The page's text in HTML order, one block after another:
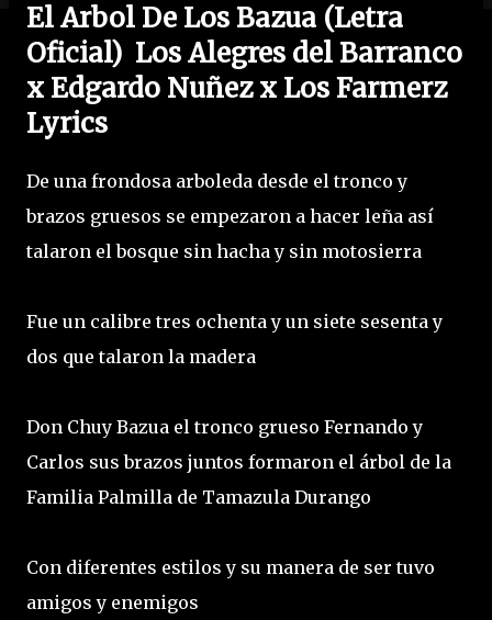
El Arbol De Los Bazua (Letra
Oficial) Los Alegres del Barranco
x Edgardo Nuñez x Los Farmerz
Lyrics
De una frondosa arboleda desde el tronco y
brazos gruesos se empezaron a hacer leña así
talaron el bosque sin hacha y sin motosierra
Fue un calibre tres ochenta y un siete sesenta y
dos que talaron la madera
Don Chuy Bazua el tronco grueso Fernando y
Carlos sus brazos juntos formaron el árbol de la
Familia Palmilla de Tamazula Durango
Con diferentes estilos y su manera de ser tuvo
amigos y enemigos